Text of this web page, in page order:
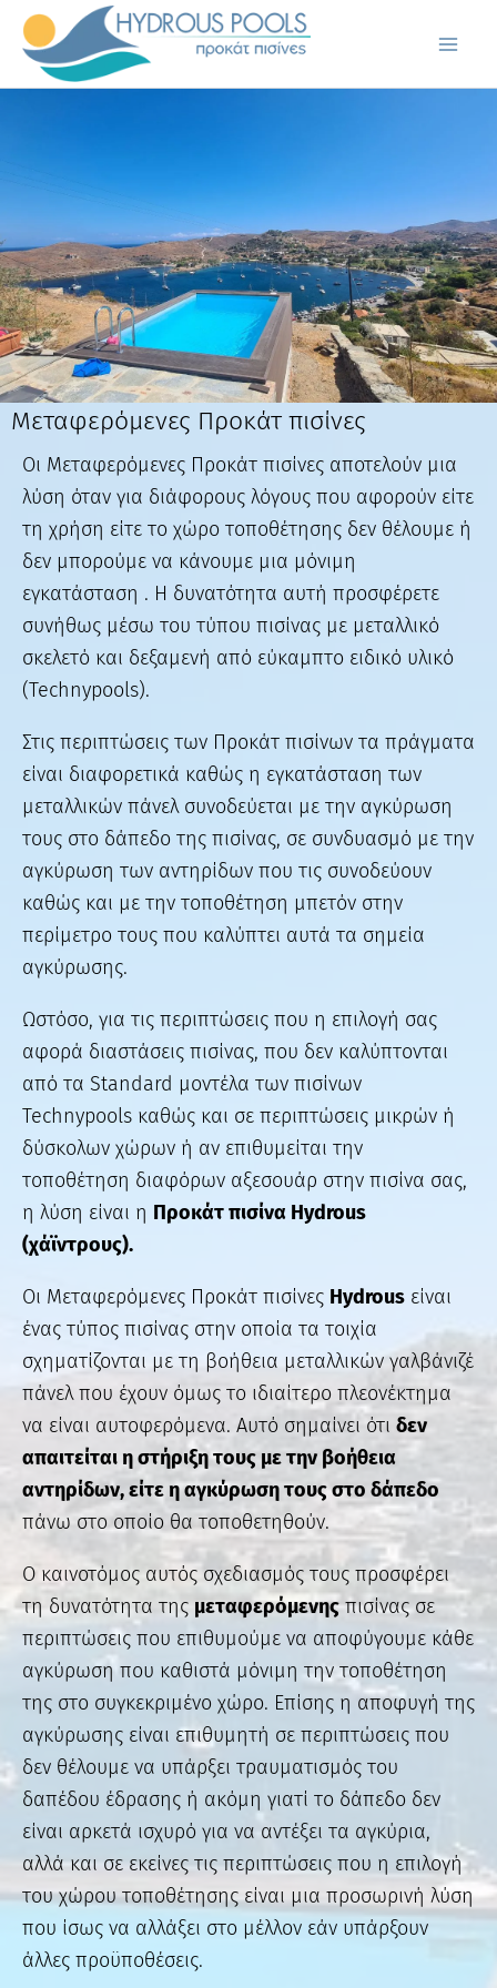
Μετάβαση
στο
περιεχόμενο
Μεταφερόμενες Προκάτ πισίνες
Οι Μεταφερόμενες Προκάτ πισίνες αποτελούν μια
λύση όταν για διάφορους λόγους που αφορούν είτε
τη χρήση είτε το χώρο τοποθέτησης δεν θέλουμε ή
δεν μπορούμε να κάνουμε μια μόνιμη
εγκατάσταση . Η δυνατότητα αυτή προσφέρετε
συνήθως μέσω του τύπου πισίνας με μεταλλικό
σκελετό και δεξαμενή από εύκαμπτο ειδικό υλικό
(Technypools).
Στις περιπτώσεις των Προκάτ πισίνων τα πράγματα
είναι διαφορετικά καθώς η εγκατάσταση των
μεταλλικών πάνελ συνοδεύεται με την αγκύρωση
τους στο δάπεδο της πισίνας, σε συνδυασμό με την
αγκύρωση των αντηρίδων που τις συνοδεύουν
καθώς και με την τοποθέτηση μπετόν στην
περίμετρο τους που καλύπτει αυτά τα σημεία
αγκύρωσης.
Ωστόσο, για τις περιπτώσεις που η επιλογή σας
αφορά διαστάσεις πισίνας, που δεν καλύπτονται
από τα Standard μοντέλα των πισίνων
Technypools καθώς και σε περιπτώσεις μικρών ή
δύσκολων χώρων ή αν επιθυμείται την
τοποθέτηση διαφόρων αξεσουάρ στην πισίνα σας,
η λύση είναι η Προκάτ πισίνα Hydrous
(χάϊντρους).
Οι Μεταφερόμενες Προκάτ πισίνες Hydrous είναι
ένας τύπος πισίνας στην οποία τα τοιχία
σχηματίζονται με τη βοήθεια μεταλλικών γαλβάνιζέ
πάνελ που έχουν όμως το ιδιαίτερο πλεονέκτημα
να είναι αυτοφερόμενα. Αυτό σημαίνει ότι δεν
απαιτείται η στήριξη τους με την βοήθεια
αντηρίδων, είτε η αγκύρωση τους στο δάπεδο
πάνω στο οποίο θα τοποθετηθούν.
Ο καινοτόμος αυτός σχεδιασμός τους προσφέρει
τη δυνατότητα της μεταφερόμενηςπισίνας σε
περιπτώσεις που επιθυμούμε να αποφύγουμε κάθε
αγκύρωση που καθιστά μόνιμη την τοποθέτηση
της στο συγκεκριμένο χώρο. Επίσης η αποφυγή της
αγκύρωσης είναι επιθυμητή σε περιπτώσεις που
δεν θέλουμε να υπάρξει τραυματισμός του
δαπέδου έδρασης ή ακόμη γιατί το δάπεδο δεν
είναι αρκετά ισχυρό για να αντέξει τα αγκύρια,
αλλά και σε εκείνες τις περιπτώσεις που η επιλογή
του χώρου τοποθέτησης είναι μια προσωρινή λύση
που ίσως να αλλάξει στο μέλλον εάν υπάρξουν
άλλες προϋποθέσεις.